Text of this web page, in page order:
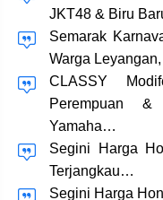
JKT48 & Biru
Semarak
Warga
CLASSY
Perempuan &
Yamaha…
Segini Harga
Terjangkau…
Segini Harga